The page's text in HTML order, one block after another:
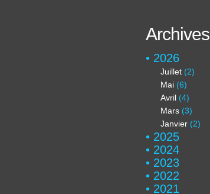
Archives
2026
Juillet (2)
Mai (6)
Avril (4)
Mars (3)
Janvier (2)
2025
2024
2023
2022
2021